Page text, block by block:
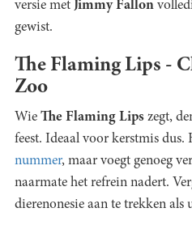
versie met Jimmy Fallon
gewist.
The Flaming Lips -
Zoo
Wie The Flaming Lips zegt,
feest. Ideaal voor kerstmis dus.
nummer, maar voegt genoeg
naarmate het refrein nadert.
dierenonesie aan te trekken als